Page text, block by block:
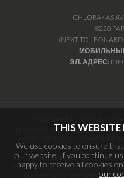
CHLORAKAS
8220
(NEXT TO
ЭЛ. АДРЕС:
properties are subject to prior
typographical errors,
harmless. Listing(s) information
commercial use and may not be
prospective properties
THIS WEBSITE
We use cookies to ensure
our website. If you continue
happy to receive all cookies
our